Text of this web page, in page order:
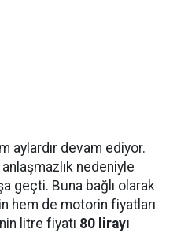
aylardır devam ediyor.
nedeniyle
geçti. Buna bağlı olarak
hem de motorin fiyatları
litre fiyatı 80 lirayı